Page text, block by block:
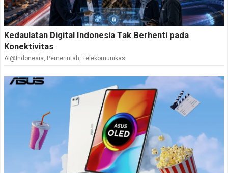
Kedaulatan Digital Indonesia Tak Berhenti pada
Konektivitas
AI@Indonesia, Pemerintah, Telekomunikasi